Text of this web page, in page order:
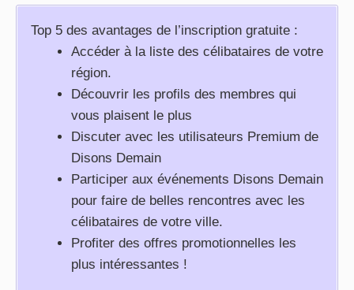
Top 5 des avantages de l’inscription gratuite :
Accéder à la liste des célibataires de votre
région.
Découvrir les profils des membres qui
vous plaisent le plus
Discuter avec les utilisateurs Premium de
Disons Demain
Participer aux événements Disons Demain
pour faire de belles rencontres avec les
célibataires de votre ville.
Profiter des offres promotionnelles les
plus intéressantes !